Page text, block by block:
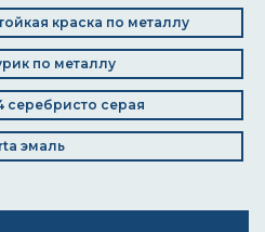
краска по металлу
по металлу
серебристо серая
эмаль